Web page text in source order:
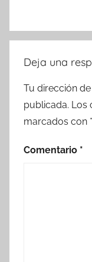
Deja una
Tu dirección
publicada. Los
marcados con *
Comentario *